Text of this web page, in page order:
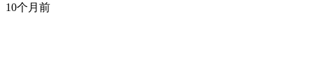
10个月前